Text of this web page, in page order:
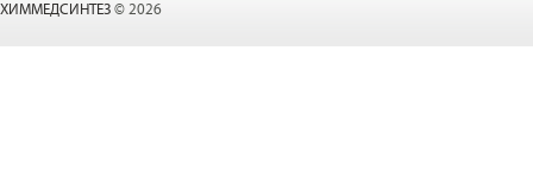
ХИММЕДСИНТЕЗ © 2026